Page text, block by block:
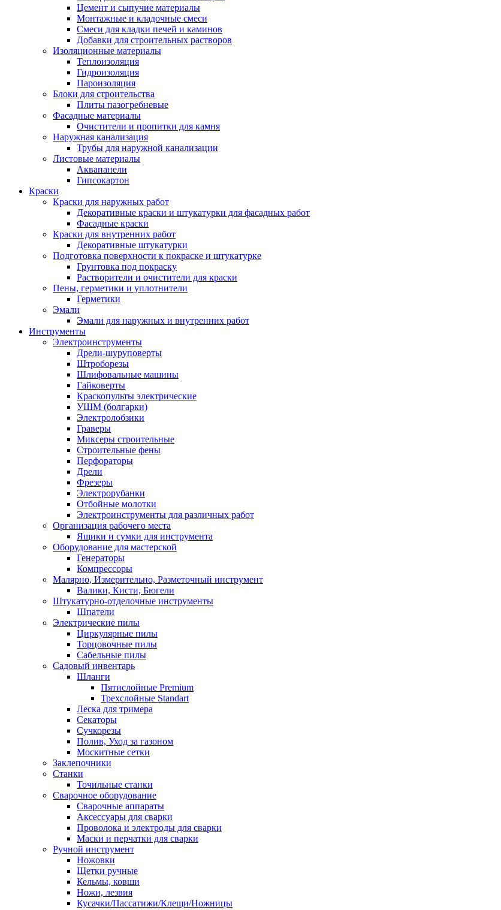
Цемент и сыпучие материалы
Монтажные и кладочные смеси
Смеси для кладки печей и каминов
Добавки для строительных растворов
Изоляционные материалы
Теплоизоляция
Гидроизоляция
Пароизоляция
Блоки для строительства
Плиты пазогребневые
Фасадные материалы
Очистители и пропитки для камня
Наружная канализация
Трубы для наружной канализации
Листовые материалы
Аквапанели
Гипсокартон
Краски
Краски для наружных работ
Декоративные краски и штукатурки для фасадных работ
Фасадные краски
Краски для внутренних работ
Декоративные штукатурки
Подготовка поверхности к покраске и штукатурке
Грунтовка под покраску
Растворители и очистители для краски
Пены, герметики и уплотнители
Герметики
Эмали
Эмали для наружных и внутренних работ
Инструменты
Электроинструменты
Дрели-шуруповерты
Штроборезы
Шлифовальные машины
Гайковерты
Краскопульты электрические
УШМ (болгарки)
Электролобзики
Граверы
Миксеры строительные
Строительные фены
Перфораторы
Дрели
Фрезеры
Электрорубанки
Отбойные молотки
Электроинструменты для различных работ
Организация рабочего места
Ящики и сумки для инструмента
Оборудование для мастерской
Генераторы
Компрессоры
Малярно, Измерительно, Разметочный инструмент
Валики, Кисти, Бюгели
Штукатурно-отделочные инструменты
Шпатели
Электрические пилы
Циркулярные пилы
Торцовочные пилы
Сабельные пилы
Садовый инвентарь
Шланги
Пятислойные Premium
Трехслойные Standart
Леска для тримера
Секаторы
Сучкорезы
Полив, Уход за газоном
Москитные сетки
Заклепочники
Станки
Точильные станки
Сварочное оборудование
Сварочные аппараты
Аксессуары для сварки
Проволока и электроды для сварки
Маски и перчатки для сварки
Ручной инструмент
Ножовки
Щетки ручные
Кельмы, ковши
Ножи, лезвия
Кусачки/Пассатижи/Клещи/Ножницы